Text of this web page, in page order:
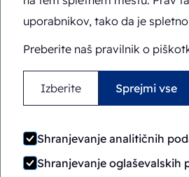
uporabnikov, tako da je
Preberite naš pravilnik o
Izberite Sprejmi vse
Shranjevanje analitičnih
Shranjevanje oglaševalskih